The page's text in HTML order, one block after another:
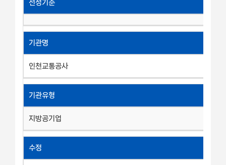
선정기준
기관명
인천교통공사
기관유형
지방공기업
수정